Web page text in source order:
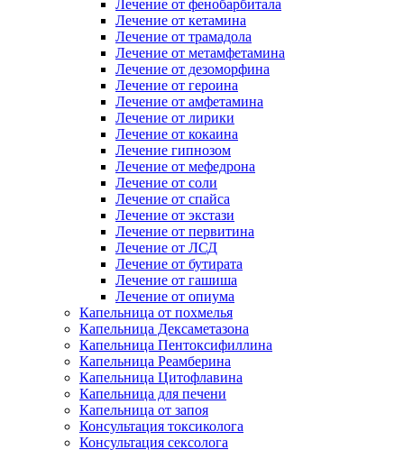
Лечение от фенобарбитала
Лечение от кетамина
Лечение от трамадола
Лечение от метамфетамина
Лечение от дезоморфина
Лечение от героина
Лечение от амфетамина
Лечение от лирики
Лечение от кокаина
Лечение гипнозом
Лечение от мефедрона
Лечение от соли
Лечение от спайса
Лечение от экстази
Лечение от первитина
Лечение от ЛСД
Лечение от бутирата
Лечение от гашиша
Лечение от опиума
Капельница от похмелья
Капельница Дексаметазона
Капельница Пентоксифиллина
Капельница Реамберина
Капельница Цитофлавина
Капельница для печени
Капельница от запоя
Консультация токсиколога
Консультация сексолога